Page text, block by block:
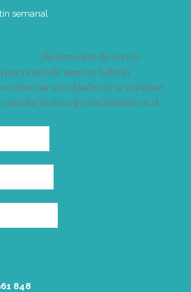
semanal
Su dirección de correo
para enviarle nuestro boletín
sobre las actividades de la Vorágine.
cancelar la suscripción incluido en el
848‬